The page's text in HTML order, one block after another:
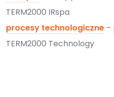
TERM2000 IRspa
procesy technologiczne –
TERM2000 Technology